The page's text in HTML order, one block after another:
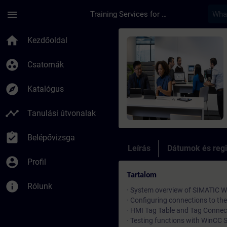
menu Training Services for Digital Industries
home Kezdőoldal
group_work Csatornák
explore Katalógus
timeline Tanulási útvonalak
assignment_turned_in Belépővizsga
account_circle Profil
info Rólunk
Tanfolyam -
Leírás Dátumok és
Tartalom
· System overview of SIMATIC
· Configuring connections to the
· HMI Tag Table and Tag
· Testing functions with WinCC